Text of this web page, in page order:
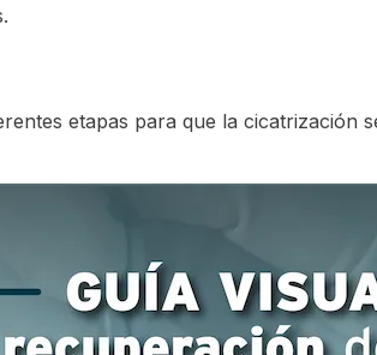
etapas para que la cicatrización